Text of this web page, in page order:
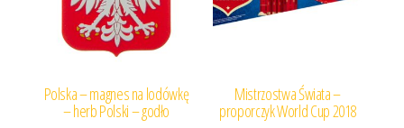
Polska – magnes na lodówkę
– herb Polski – godło
Mistrzostwa Świata –
proporczyk World Cup 2018